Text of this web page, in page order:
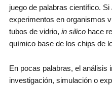
juego de palabras científico. Si
experimentos en organismos
tubos de vidrio, in silicohace
químico base de los chips de
En pocas palabras, el análisis
investigación, simulación o